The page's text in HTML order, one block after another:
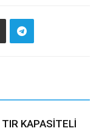
KAPASİTELİ